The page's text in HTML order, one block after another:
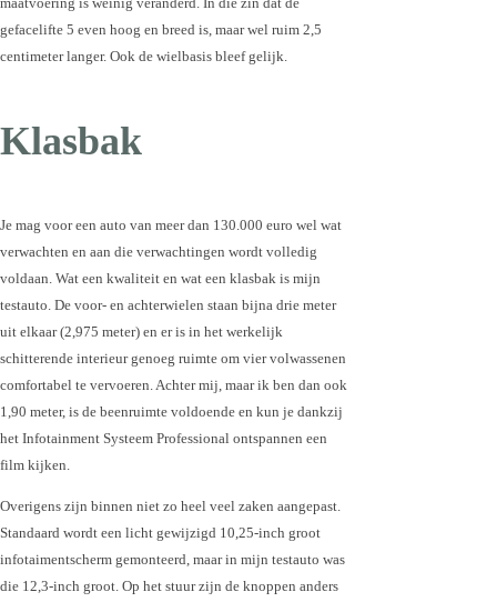
gefacelifte 5 even hoog en breed is, maar wel ruim 2,5
centimeter langer. Ook de wielbasis bleef gelijk.
Klasbak
Je mag voor een auto van meer dan 130.000 euro wel wat
verwachten en aan die verwachtingen wordt volledig
voldaan. Wat een kwaliteit en wat een klasbak is mijn
testauto. De voor- en achterwielen staan bijna drie meter
uit elkaar (2,975 meter) en er is in het werkelijk
schitterende interieur genoeg ruimte om vier volwassenen
comfortabel te vervoeren. Achter mij, maar ik ben dan ook
1,90 meter, is de beenruimte voldoende en kun je dankzij
het Infotainment Systeem Professional ontspannen een
film kijken.
Overigens zijn binnen niet zo heel veel zaken aangepast.
Standaard wordt een licht gewijzigd 10,25-inch groot
infotaimentscherm gemonteerd, maar in mijn testauto was
die 12,3-inch groot. Op het stuur zijn de knoppen anders